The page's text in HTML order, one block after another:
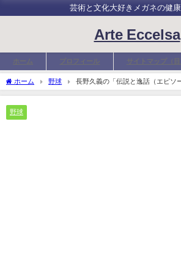
芸術と文化大好きメガネの健
Arte Eccelsa
ホーム プロフィール サイトマップ（目
ホーム 野球 長野久義の「伝説と逸話（エピソ
野球